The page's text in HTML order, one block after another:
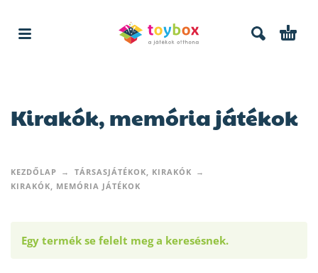
Kirakók, memória játékok
KEZDŐLAP
TÁRSASJÁTÉKOK, KIRAKÓK
KIRAKÓK, MEMÓRIA JÁTÉKOK
Egy termék se felelt meg a keresésnek.